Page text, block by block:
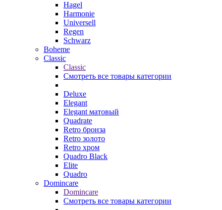
Hagel
Harmonie
Universell
Regen
Schwarz
Boheme
Classic
Classic
Смотреть все товары категории
Deluxe
Elegant
Elegant матовый
Quadrate
Retro бронза
Retro золото
Retro хром
Quadro Black
Elite
Quadro
Domincare
Domincare
Смотреть все товары категории